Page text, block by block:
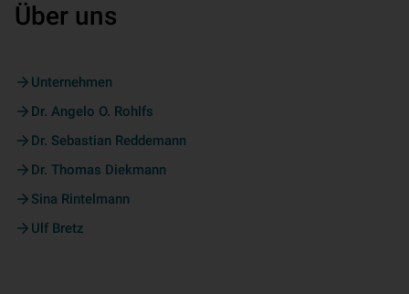
Über uns
Unternehmen
Dr. Angelo O. Rohlfs
Dr. Sebastian Reddemann
Dr. Thomas Diekmann
Sina Rintelmann
Ulf Bretz